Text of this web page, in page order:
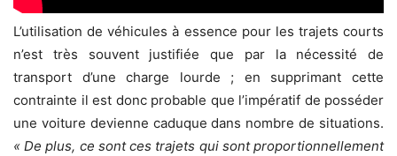
L’utilisation de véhicules à essence pour les trajets courts
n’est très souvent justifiée que par la nécessité de
transport d’une charge lourde ; en supprimant cette
contrainte il est donc probable que l’impératif de posséder
une voiture devienne caduque dans nombre de situations.
« De plus, ce sont ces trajets qui sont proportionnellement